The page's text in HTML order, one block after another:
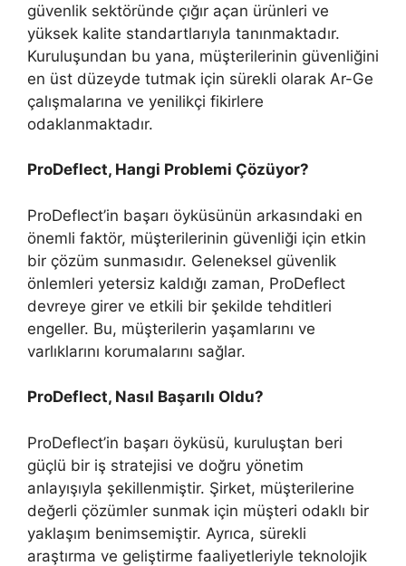
güvenlik sektöründe çığır açan ürünleri ve
yüksek kalite standartlarıyla tanınmaktadır.
Kuruluşundan bu yana, müşterilerinin güvenliğini
en üst düzeyde tutmak için sürekli olarak Ar-Ge
çalışmalarına ve yenilikçi fikirlere
odaklanmaktadır.
ProDeflect, Hangi Problemi Çözüyor?
ProDeflect’in başarı öyküsünün arkasındaki en
önemli faktör, müşterilerinin güvenliği için etkin
bir çözüm sunmasıdır. Geleneksel güvenlik
önlemleri yetersiz kaldığı zaman, ProDeflect
devreye girer ve etkili bir şekilde tehditleri
engeller. Bu, müşterilerin yaşamlarını ve
varlıklarını korumalarını sağlar.
ProDeflect, Nasıl Başarılı Oldu?
ProDeflect’in başarı öyküsü, kuruluştan beri
güçlü bir iş stratejisi ve doğru yönetim
anlayışıyla şekillenmiştir. Şirket, müşterilerine
değerli çözümler sunmak için müşteri odaklı bir
yaklaşım benimsemiştir. Ayrıca, sürekli
araştırma ve geliştirme faaliyetleriyle teknolojik